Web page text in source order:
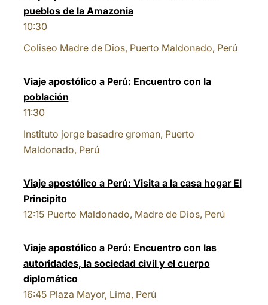
pueblos de la Amazonia
10:30
Coliseo Madre de Dios, Puerto Maldonado, Perú
Viaje apostólico a Perú: Encuentro con la
población
11:30
Instituto jorge basadre groman, Puerto
Maldonado, Perú
Viaje apostólico a Perú: Visita a la casa hogar El
Principito
12:15 Puerto Maldonado, Madre de Dios, Perú
Viaje apostólico a Perú: Encuentro con las
autoridades, la sociedad civil y el cuerpo
diplomático
16:45 Plaza Mayor, Lima, Perú